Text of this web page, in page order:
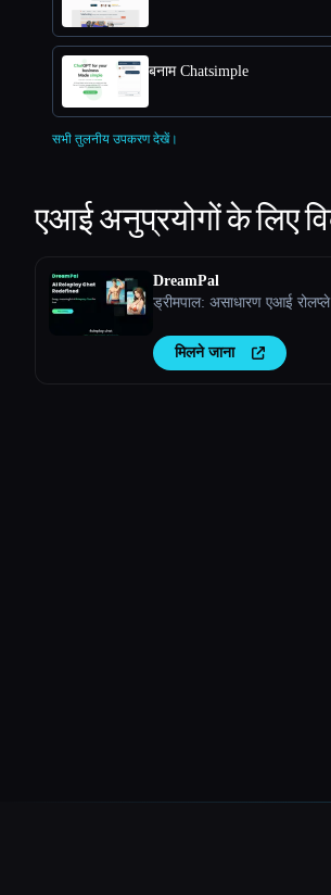
बनाम Chatsimple
सभी तुलनीय उपकरण देखें।
एआई अनुप्रयोगों के लिए
DreamPal
ड्रीमपाल: असाधारण एआई
मिलने जाना